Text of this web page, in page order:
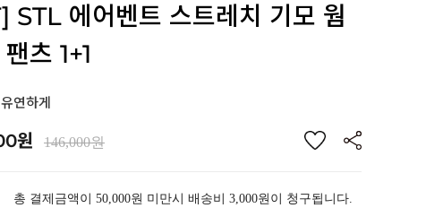
에어벤트 스트레치 기모 웜
츠 1+1
연하게
원 146,000원
총 결제금액이 50,000원 미만시 배송비 3,000원이 청구됩니다.